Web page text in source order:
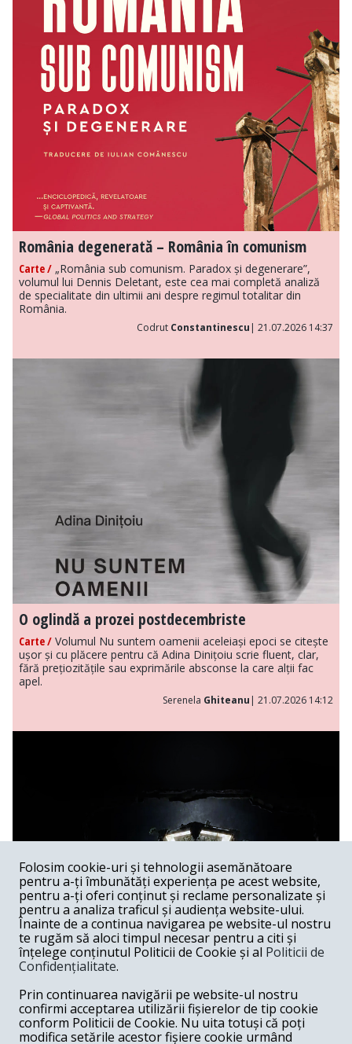
România degenerată – România în comunism
Carte / „România sub comunism. Paradox și degenerare”,
volumul lui Dennis Deletant, este cea mai completă analiză
de specialitate din ultimii ani despre regimul totalitar din
România.
Codrut Constantinescu | 21.07.2026 14:37
O oglindă a prozei postdecembriste
Carte / Volumul Nu suntem oamenii aceleiași epoci se citește
ușor și cu plăcere pentru că Adina Dinițoiu scrie fluent, clar,
fără prețiozitățile sau exprimările absconse la care alții fac
apel.
Serenela Ghiteanu | 21.07.2026 14:12
Lakmé al lui Andrei Șerban
Spectacol /Spectacolele lui Andrei Șerban au, în feluri extrem
de diferite, capacitatea de a sugera că Graalul există —
undeva, dincolo de gest, de muzică, de imagine —, dar că el
Folosim cookie-uri și tehnologii asemănătoare
pentru a-ți îmbunătăți experiența pe acest website,
pentru a-ți oferi conținut și reclame personalizate și
pentru a analiza traficul și audiența website-ului.
Înainte de a continua navigarea pe website-ul nostru
te rugăm să aloci timpul necesar pentru a citi și
înțelege conținutul Politicii de Cookie și al Politicii de
Confidențialitate.
Prin continuarea navigării pe website-ul nostru
confirmi acceptarea utilizării fișierelor de tip cookie
conform Politicii de Cookie. Nu uita totuși că poți
modifica setările acestor fișiere cookie urmând